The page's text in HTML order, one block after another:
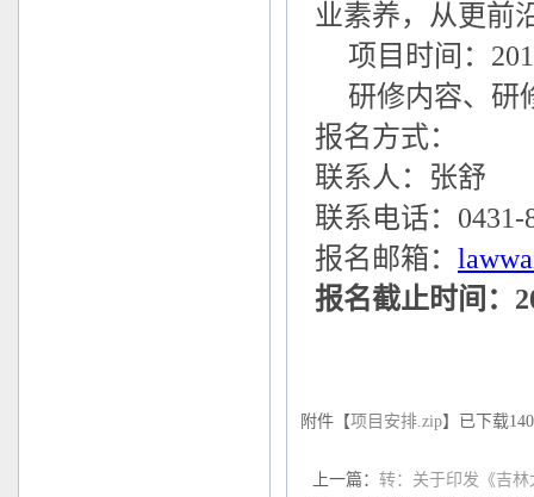
业素养，从更前
项目时间：
研修内容、研
报名方式：
联系人：张舒
联系电话：0431-
报名邮箱：
报名截止时间：
附件【项目安排.zip】已下载
上一篇： 转：关于印发《吉